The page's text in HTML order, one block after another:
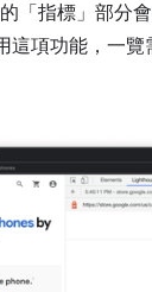
「指標」部分
這項功能，一